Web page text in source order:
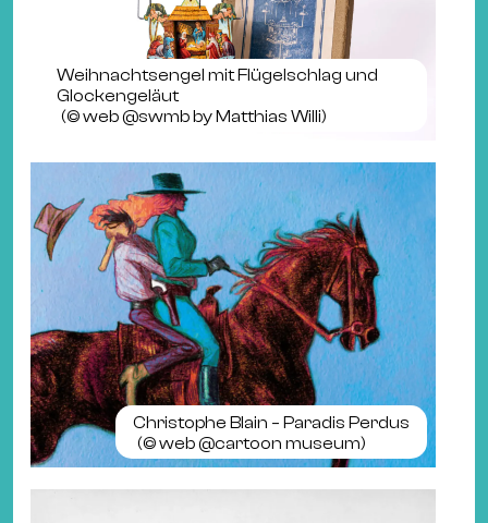
Weihnachtsengel mit Flügelschlag und
Glockengeläut
(©web @swmb by Matthias Willi)
Christophe Blain – Paradis Perdus
(©web @cartoon museum)